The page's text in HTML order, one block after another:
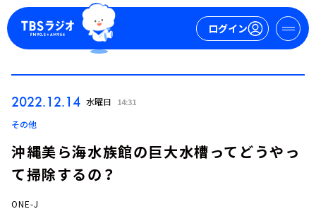
ログイン
2022.12.14 水曜日 14:31
その他
沖縄美ら海水族館の巨大水槽ってどうやっ
て掃除するの？
ONE-J